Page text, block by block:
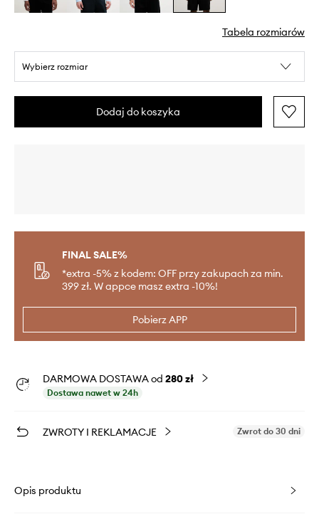
Tabela rozmiarów
Wybierz rozmiar
Dodaj do koszyka
FINAL SALE%
*extra -5% z kodem: OFF przy zakupach za min.
399 zł. W appce masz extra -10%!
Pobierz APP
DARMOWA DOSTAWA od 280 zł
Dostawa nawet w 24h
ZWROTY I REKLAMACJE Zwrot do 30 dni
Opis produktu